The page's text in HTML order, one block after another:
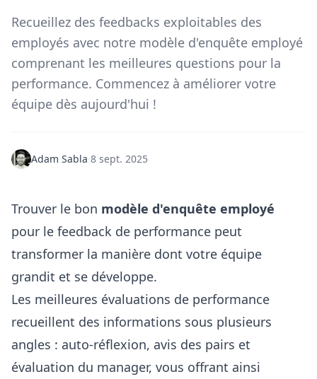
Recueillez des feedbacks exploitables des
employés avec notre modèle d'enquête employé
comprenant les meilleures questions pour la
performance. Commencez à améliorer votre
équipe dès aujourd'hui !
Adam Sabla·8 sept. 2025
Trouver le bon modèle d'enquête employé
pour le feedback de performance peut
transformer la manière dont votre équipe
grandit et se développe.
Les meilleures évaluations de performance
recueillent des informations sous plusieurs
angles : auto-réflexion, avis des pairs et
évaluation du manager, vous offrant ainsi